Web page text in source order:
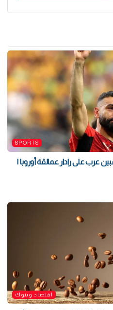
SPORTS
الصفقة الأغلى؟ 5 لاعبين عرب على رادار عمالقة أوروبا |
اقتصاد وبنوك